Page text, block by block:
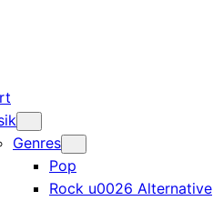
Genres
Pop
Rock u0026 Alternative